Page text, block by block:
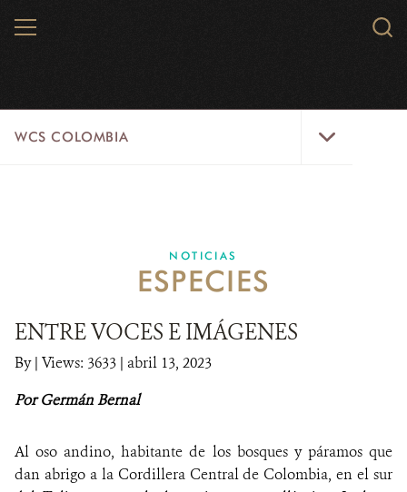
MENU
WCS COLOMBIA
EJES ESTRATÉGICOS
AQUÍ TRABAJAMOS
LÍNEAS DE ACCIÓN
NOTICIAS
NOTICIAS
ESPECIES
ENTRE VOCES E IMÁGENES
By| Views: 3633 | abril 13, 2023
Por Germán Bernal
Al oso andino, habitante de los bosques y páramos que
dan abrigo a la Cordillera Central de Colombia, en el sur